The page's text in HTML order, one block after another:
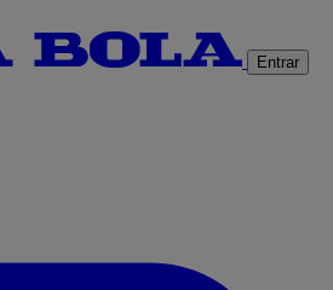
Entrar